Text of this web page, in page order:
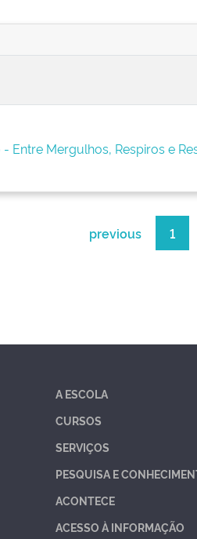
- Entre Mergulhos, Respiros e
previous 1
A ESCOLA
CURSOS
SERVIÇOS
PESQUISA E
ACONTECE
ACESSO À INFORMAÇÃO